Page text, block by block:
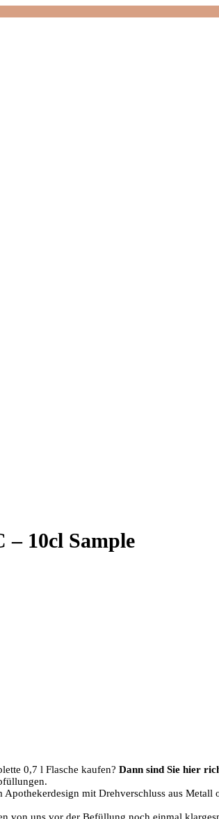
– 10cl Sample
0,7 l Flasche kaufen? Dann sind Sie hier
Apothekerdesign mit Drehverschluss aus